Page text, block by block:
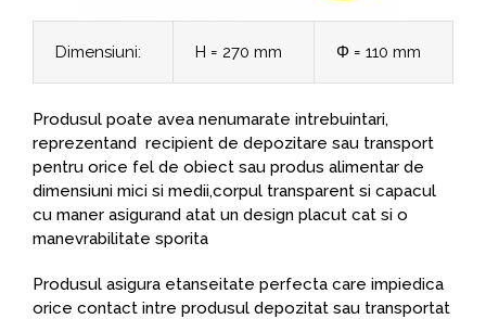
Dimensiuni: H = 270 mm Φ = 110 mm
Produsul poate avea nenumarate intrebuintari,
reprezentand recipient de depozitare sau transport
pentru orice fel de obiect sau produs alimentar de
dimensiuni mici si medii,corpul transparent si capacul
cu maner asigurand atat un design placut cat si o
manevrabilitate sporita
Produsul asigura etanseitate perfecta care impiedica
orice contact intre produsul depozitat sau transportat